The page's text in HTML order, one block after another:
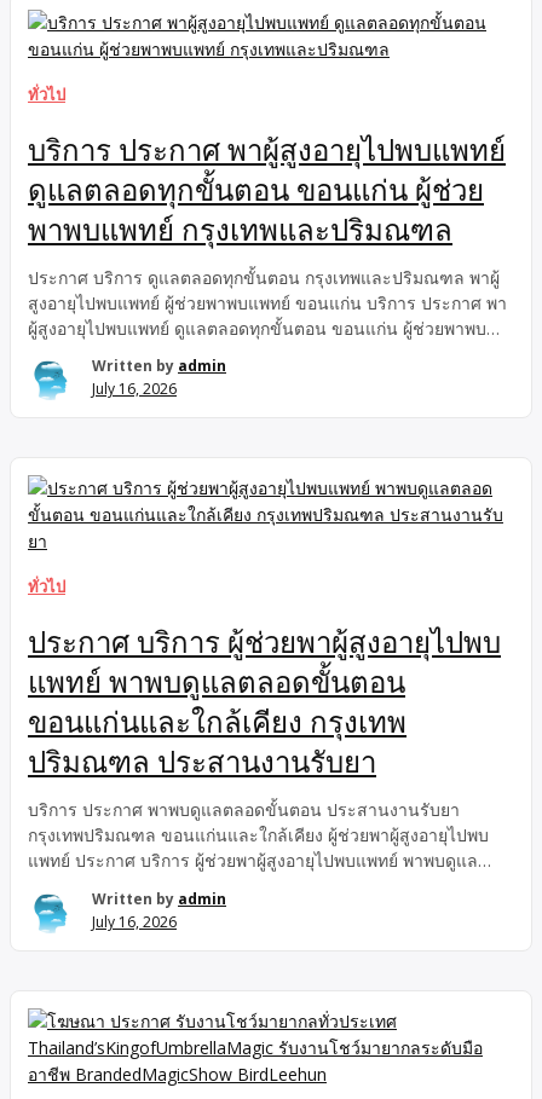
เอกมัย ทองหล่อ ใกล้BTSพระโขนงพัฒนาการ ทาวน์โฮม
พัฒนาการใกล้สุขุมวิท ถูกกว่าใกล้เคียง ทาวน์โฮมพัฒนาการ38
บ้านหลังมุมใกล้เอกมัย ทองหล่อ ใกล้BTSพระโขนงพัฒนาการ
ทาวน์โฮม พัฒนาการใกล้สุขุมวิท ใกล้ Airport Rail Link หัวหมาก
Airport Rail Link หัวหมากพัฒนาการ, ทาวน์โฮมพัฒนาการ ใกล้
BTS พระโขนงพัฒนาการ, หลังมุมใกล้เอกมัย ทองหล่อ ถูกกว่าใกล้
เคียง ลดแรง! ทาวน์โฮมวิลเลตซิตี้ […]
ทั่วไป
บริการ ประกาศ พาผู้สูงอายุไปพบแพทย์
ดูแลตลอดทุกขั้นตอน ขอนแก่น ผู้ช่วย
พาพบแพทย์ กรุงเทพและปริมณฑล
ประกาศ บริการ ดูแลตลอดทุกขั้นตอน กรุงเทพและปริมณฑล พาผู้
สูงอายุไปพบแพทย์ ผู้ช่วยพาพบแพทย์ ขอนแก่น บริการ ประกาศ พา
ผู้สูงอายุไปพบแพทย์ ดูแลตลอดทุกขั้นตอน ขอนแก่น ผู้ช่วยพาพบ
แพทย์ กรุงเทพและปริมณฑล ผู้ช่วยพาพบแพทย์ พาผู้สูงอายุไปพบ
แพทย์ ดูแลตลอดทุกขั้นตอน ขอนแก่น กรุงเทพและปริมณฑล
ประกาศ บริการ พาผู้ป่วยไปโรงพยาบาล ขอนแก่น พาผู้สูงอายุไปพบ
ขอนแก่น พาผู้สูงอายุไปพบแพทย์ กรุงเทพปริมณฑล ผู้ช่วยพาพบ
แพทย์ อยู่เป็นเพื่อน ประสานงาน รับยา ดูแลตลอดทุกขั้นตอน = พาผู้
สูงอายุไปพบแพทย์ รับที่บ้าน พาไปโรงพยาบาล อยู่เป็นเพื่อน
ประสานงาน รับยา และดูแลตลอดขั้นตอนพาพบ = บริการพาผู้ป่วย
ไปโรงพยาบาล พร้อมผู้ช่วยดูแลสำหรับผู้สูงอายุและผู้ป่วยในเขต
สูงอายุไปพบแพทย์ […]
Written by admin
July 16, 2026
ทั่วไป
ประกาศ บริการ ผู้ช่วยพาผู้สูงอายุไปพบ
แพทย์ พาพบดูแลตลอดขั้นตอน
ขอนแก่นและใกล้เคียง กรุงเทพ
ปริมณฑล ประสานงานรับยา
บริการ ประกาศ พาพบดูแลตลอดขั้นตอน ประสานงานรับยา
กรุงเทพปริมณฑล ขอนแก่นและใกล้เคียง ผู้ช่วยพาผู้สูงอายุไปพบ
แพทย์ ประกาศ บริการ ผู้ช่วยพาผู้สูงอายุไปพบแพทย์ พาพบดูแล
งานรับยา บริการ ประกาศ ขอนแก่นและใกล้เคียง ผู้ช่วยพาผู้สูงอายุ
ไปพบแพทย์ พาพบดูแลตลอดขั้นตอน ประสานงานรับยา กรุงเทพ
บริการพาผู้ป่วยไปโรงพยาบาล พร้อมผู้ช่วยดูแลสำหรับผู้สูงอายุและ
ผู้ป่วยในเขตกรุงเทพ ปริมณฑล ขอนแก่น และพื้นที่ใกล้เคียง บริการ
หลัก = พาผู้สูงอายุไปพบแพทย์ รับที่บ้าน พาไปโรงพยาบาล อยู่เป็น
เพื่อน ประสานงาน รับยา และดูแลตลอดขั้นตอนพื้นที่ให้บริการ =
Written by admin
July 16, 2026